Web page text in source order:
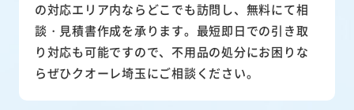
の対応エリア内ならどこでも訪問し、無料にて相
談・見積書作成を承ります。最短即日での引き取
り対応も可能ですので、不用品の処分にお困りな
らぜひクオーレ埼玉にご相談ください。